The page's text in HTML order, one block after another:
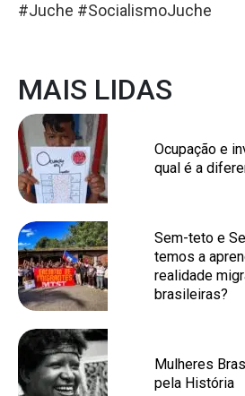
#Juche #SocialismoJuche
MAIS LIDAS
Ocupação e
qual é a
Sem-teto e
temos a
realidade
brasileiras?
Mulheres
pela História